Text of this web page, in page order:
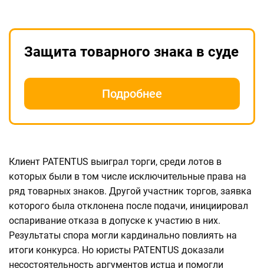
Защита товарного знака в суде
Подробнее
Клиент PATENTUS выиграл торги, среди лотов в
которых были в том числе исключительные права на
ряд товарных знаков. Другой участник торгов, заявка
которого была отклонена после подачи, инициировал
оспаривание отказа в допуске к участию в них.
Результаты спора могли кардинально повлиять на
итоги конкурса. Но юристы PATENTUS доказали
несостоятельность аргументов истца и помогли